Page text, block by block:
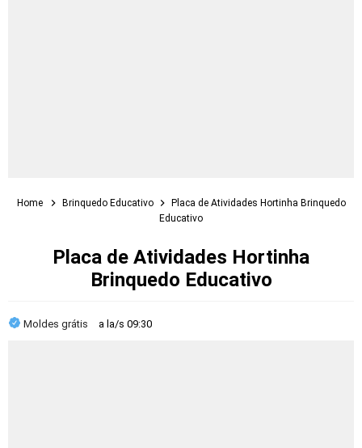
Home Brinquedo Educativo
Placa de Atividades Hortinha Brinquedo
Educativo
Placa de Atividades Hortinha
Brinquedo Educativo
Moldes grátis a la/s 09:30